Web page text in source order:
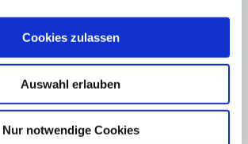
Cookies zulassen
Auswahl erlauben
Nur notwendige Cookies
auf Informationen und Daten, die uns vom
Garantie für Vollständigkeit, Richtigkeit
enthalten nicht die vom Käufer zu tragenden
Notar-, Grundbuch- und Gestoriakosten.